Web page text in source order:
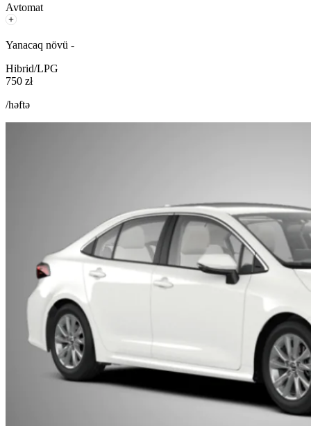
Avtomat
Yanacaq növü -
Hibrid/LPG
750 zł
/həftə